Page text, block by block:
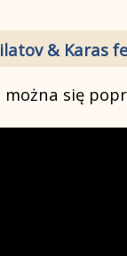
& Karas
się